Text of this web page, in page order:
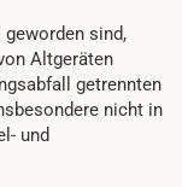
sind,
Altgeräten
getrennten
nicht in
und